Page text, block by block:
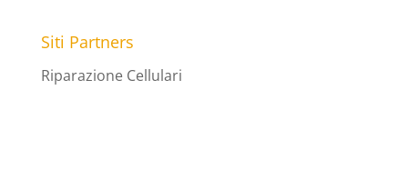
Siti Partners
Riparazione Cellulari